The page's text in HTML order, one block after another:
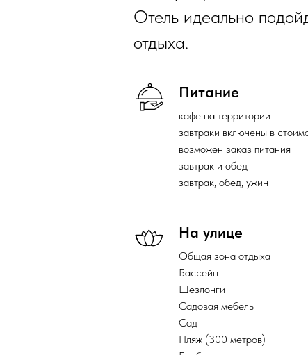
Отель идеально
отдыха.
Питание
кафе на территории
завтраки включены в
возможен заказ питания
завтрак и обед
завтрак, обед, ужин
На улице
Общая зона отдыха
Бассейн
Шезлонги
Садовая мебель
Сад
Пляж (300 метров)